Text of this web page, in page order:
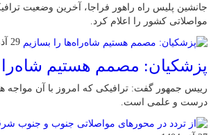
جانشین پلیس راه راهور فراجا، آخرین وضعیت
مواصلاتی کشور را اعلام کرد.
29 آذر 1404
پزشکیان: مصمم هستیم
رییس جمهور گفت: ترافیکی که امروز با آن مواجه
درست و علمی است.